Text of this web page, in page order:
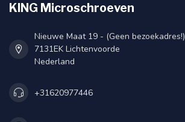
KING Microschroeven
Nieuwe Maat 19 - (Geen bezoekadres!)
7131EK Lichtenvoorde
Nederland
+31620977446